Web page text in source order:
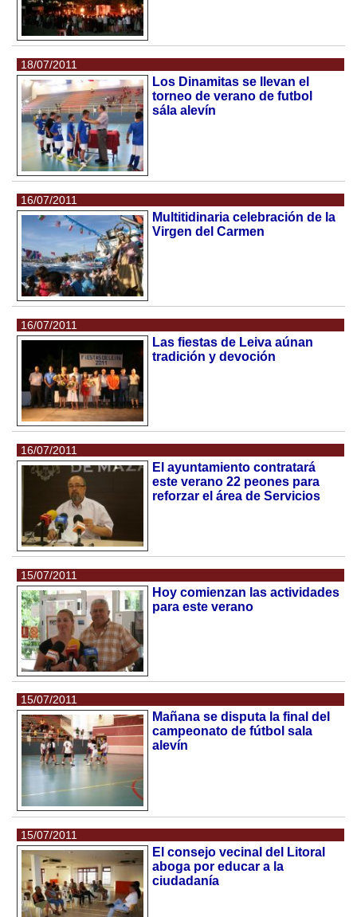
18/07/2011
Los Dinamitas se llevan el
torneo de verano de futbol
sála alevín
16/07/2011
Multitidinaria celebración de la
Virgen del Carmen
16/07/2011
Las fiestas de Leiva aúnan
tradición y devoción
16/07/2011
El ayuntamiento contratará
este verano 22 peones para
reforzar el área de Servicios
15/07/2011
Hoy comienzan las actividades
para este verano
15/07/2011
Mañana se disputa la final del
campeonato de fútbol sala
alevín
15/07/2011
El consejo vecinal del Litoral
aboga por educar a la
ciudadanía